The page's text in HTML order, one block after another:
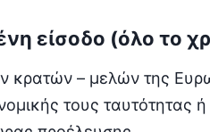
είσοδο (όλο το
κρατών – μελών της
τους ταυτότητας ή